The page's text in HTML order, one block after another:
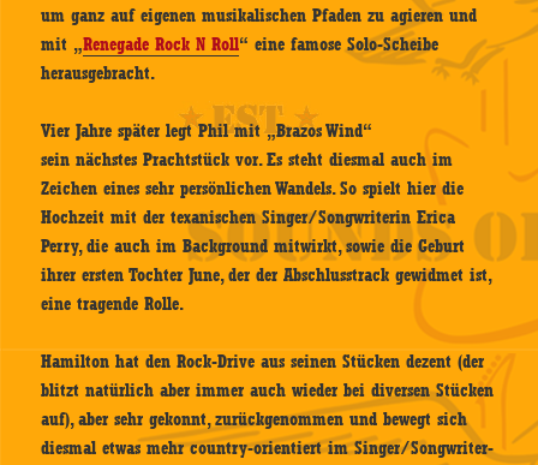
um ganz auf eigenen musikalischen Pfaden zu agieren und
mit „Renegade Rock N Roll“ eine famose Solo-Scheibe
herausgebracht.
Vier Jahre später legt Phil mit „Brazos Wind“
sein nächstes Prachtstück vor. Es steht diesmal auch im
Zeichen eines sehr persönlichen Wandels. So spielt hier die
Hochzeit mit der texanischen Singer/Songwriterin Erica
Perry, die auch im Background mitwirkt, sowie die Geburt
ihrer ersten Tochter June, der der Abschlusstrack gewidmet ist,
eine tragende Rolle.
Hamilton hat den Rock-Drive aus seinen Stücken dezent (der
blitzt natürlich aber immer auch wieder bei diversen Stücken
auf), aber sehr gekonnt, zurückgenommen und bewegt sich
diesmal etwas mehr country-orientiert im Singer/Songwriter-